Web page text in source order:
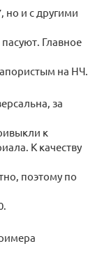
но и с другими
Главное
на НЧ.
за
к
К качеству
поэтому по